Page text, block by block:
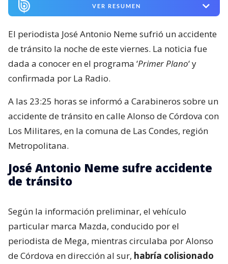
VER RESUMEN
El periodista José Antonio Neme sufrió un accidente
de tránsito la noche de este viernes. La noticia fue
dada a conocer en el programa ‘Primer Plano‘ y
confirmada por La Radio.
A las 23:25 horas se informó a Carabineros sobre un
accidente de tránsito en calle Alonso de Córdova con
Los Militares, en la comuna de Las Condes, región
Metropolitana.
José Antonio Neme sufre accidente
de tránsito
Según la información preliminar, el vehículo
particular marca Mazda, conducido por el
periodista de Mega, mientras circulaba por Alonso
de Córdova en dirección al sur, habría colisionado